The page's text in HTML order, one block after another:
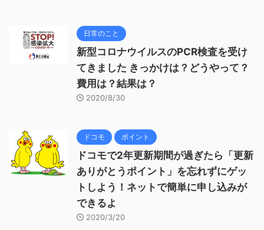
日常のこと
新型コロナウイルスのPCR検査を受け
てきました きっかけは？どうやって？
費用は？結果は？
2020/8/30
ドコモ ポイント
ドコモで2年更新期間が過ぎたら「更新
ありがとうポイント」を忘れずにゲッ
トしよう！ネットで簡単に申し込みが
できるよ
2020/3/20